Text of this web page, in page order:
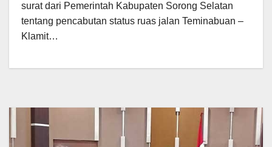
surat dari Pemerintah Kabupaten Sorong Selatan
tentang pencabutan status ruas jalan Teminabuan –
Klamit…